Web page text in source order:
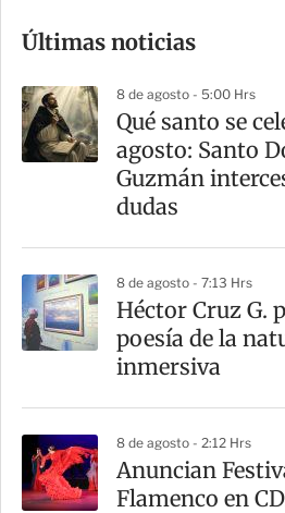
m
a
r
t
Últimas noticias
8 de agosto - 5:00 Hrs
Qué santo se
agosto: Santo
Guzmán
dudas
8 de agosto - 7:13 Hrs
Héctor Cruz G.
poesía de la
inmersiva
8 de agosto - 2:12 Hrs
Anuncian
Flamenco en